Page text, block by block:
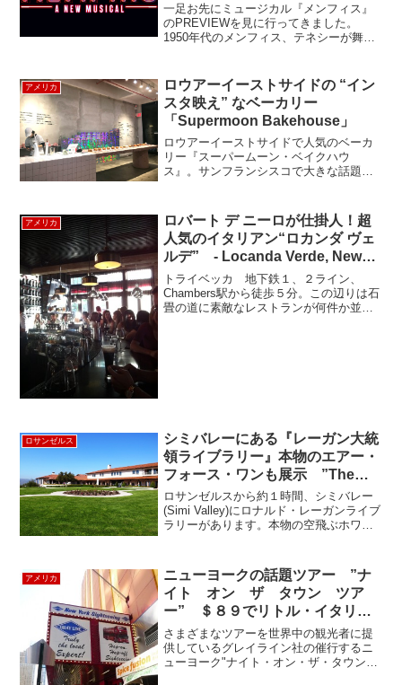
一足お先にミュージカル『メンフィス』
のPREVIEWを見に行ってきました。
1950年代のメンフィス、テネシーが舞台
ーリーは白人のラジオDJのHuey Calhoun
の話...
アメリカ
ロウアーイーストサイドの “イン
スタ映え” なベーカリー
「Supermoon Bakehouse」
ロウアーイーストサイドで人気のベーカ
リー『スーパームーン・ベイクハウ
ス』。サンフランシスコで大きな話題を
店の「ミスター・ホームズ・ベイクハウ
ス」のニューヨーク店です...
アメリカ
ロバート デ ニーロが仕掛人！超
人気のイタリアン“ロカンダ ヴェ
ルデ” - Locanda Verde, New
York
トライベッカ 地下鉄１、２ライン、
Chambers駅から徒歩５分。この辺りは石
畳の道に素敵なレストランが何件か並ん
ロサンゼルス
シミバレーにある『レーガン大統
領ライブラリー』本物のエアー・
フォース・ワンも展示 ”The
Ronald Reagan Library”
ロサンゼルスから約１時間、シミバレー
(Simi Valley)にロナルド・レーガンライブ
ラリーがあります。本物の空飛ぶホワイ
と、あのトレードマークの赤いネ...
アメリカ
ニューヨークの話題ツアー ”ナ
イト オン ザ タウン ツア
ー” ＄８９でリトル・イタリー
の夕食＋＄２０相当の入場券も付
いてくる！
さまざまなツアーを世界中の観光者に提
供しているグレイライン社の催行するニ
ューヨーク"ナイト・オン・ザ・タウン・